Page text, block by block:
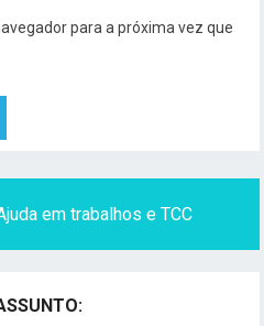
para a próxima vez que
em trabalhos e TCC